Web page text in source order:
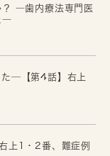
？ ―歯内療法専門医
―
た─【第4話】右上
上1・2番、難症例